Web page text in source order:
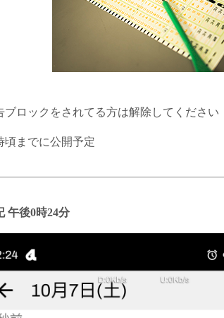
ブロックをされてる方は解除してください
頃までに公開予定
午後0時24分